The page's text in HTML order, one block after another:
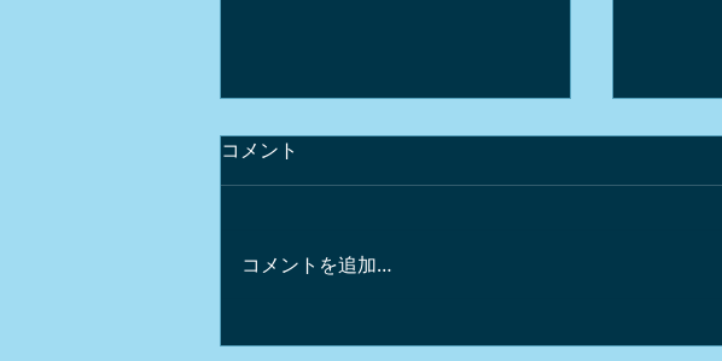
コメント
コメントを追加…